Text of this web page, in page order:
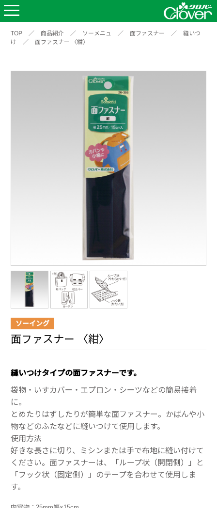
TOP ／ 商品紹介 ／ ソーメニュ ／ 面ファスナー ／
縫いつ
け
／ 面ファスナー 〈紺〉
ソーイング
面ファスナー 〈紺〉
縫いつけタイプの面ファスナーです。
袋物・いすカバー・エプロン・シーツなどの簡易接着
に。
とめたりはずしたりが簡単な面ファスナー。かばんや小
物などのふたなどに縫いつけて使用します。
使用方法
好きな長さに切り、ミシンまたは手で布地に縫い付けて
ください。面ファスナーは、「ループ状（開閉側）」と
「フック状（固定側）」のテープを合わせて使用しま
す。